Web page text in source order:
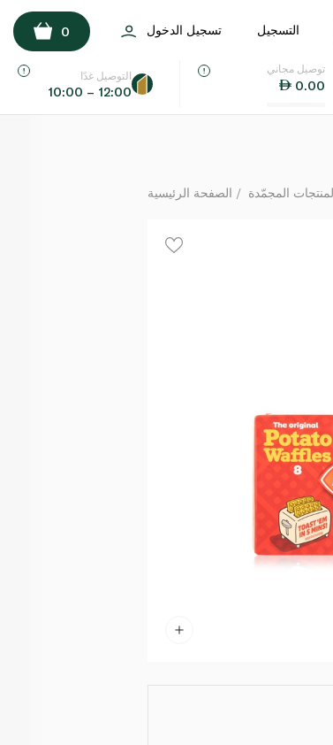
اللغة
التسجيل تسجيل الدخول 0
توصيل مجاني
0.00
التوصيل غدًا
10:00 – 12:00
الصفحة الرئيسية المجمّدة